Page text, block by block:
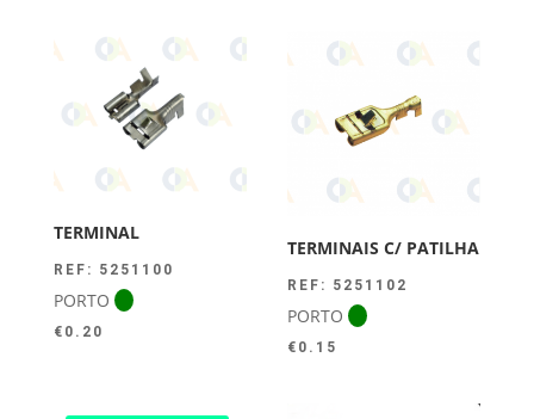
TERMINAL
REF: 5251100
PORTO
€ 0.20
TERMINAIS C/ PATILHA
REF: 5251102
PORTO
€ 0.15